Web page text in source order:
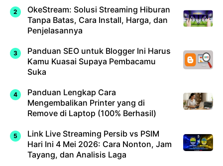
OkeStream: Solusi Streaming Hiburan
Tanpa Batas, Cara Install, Harga, dan
Penjelasannya
Panduan SEO untuk Blogger Ini Harus
Kamu Kuasai Supaya Pembacamu
Suka
Panduan Lengkap Cara
Mengembalikan Printer yang di
Remove di Laptop (100% Berhasil)
Link Live Streaming Persib vs PSIM
Hari Ini 4 Mei 2026: Cara Nonton, Jam
Tayang, dan Analisis Laga